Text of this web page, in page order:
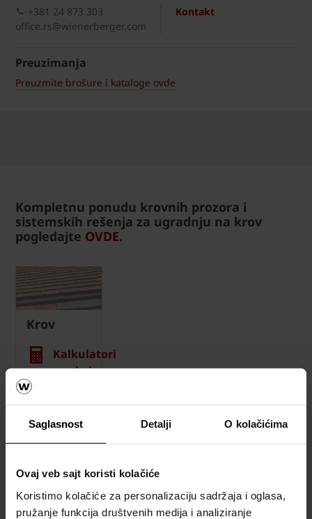
Saglasnost Detalji O kolačićima
Ovaj veb sajt koristi kolačiće
Koristimo kolačiće za personalizaciju sadržaja i oglasa,
pružanje funkcija društvenih medija i analiziranje
Kontakt
+381 24 873 303
office.rs@wienerberger.com
Preuzimanja
Preuzmite brošure i kataloge ovde
Kompletnu ponudu krovnih prozora i
sistemskih rešenja za ugradnju na krov
pogledajte OVDE.
Krov
Kalkulatori
za okviran
materijala
za krov
besplatan
materijala